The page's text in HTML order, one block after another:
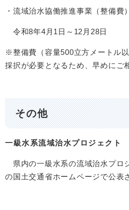
・流域治水協働推進事業（整備費）
令和8年4月1日～12月28日
※整備費（容量500立方メートル
採択が必要となるため、早めにご
その他
一級水系流域治水プロジェクト
県内の一級水系の流域治水プロ
の国土交通省ホームページで公表